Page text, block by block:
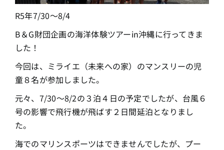
R5年7/30～8/4
B＆G財団企画の海洋体験ツアーin沖縄に行ってきま
した！
今回は、ミライエ（未来への家）のマンスリーの児
童８名が参加しました。
元々、7/30～8/2の３泊４日の予定でしたが、台風６
号の影響で飛行機が飛ばす２日間延泊となりまし
た。
海でのマリンスポーツはできませんでしたが、プー